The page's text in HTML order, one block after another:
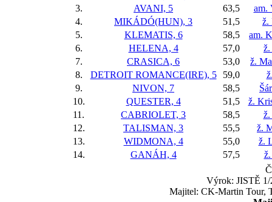
3.
AVANI, 5 63,5
am.
4.
MIKÁDÓ(HUN), 3 51,5
ž.
5.
KLEMATIS, 6 58,5
am.
6.
HELENA, 4 57,0
ž.
7.
CRASICA, 6 53,0
ž.
8.
DETROIT ROMANCE(IRE), 5 59,0
9.
NIVON, 7 58,5
10.
QUESTER, 4 51,5
ž.
11.
CABRIOLET, 3 58,5
ž.
12.
TALISMAN, 3 55,5
ž.
13.
WIDMONA, 4 55,0
ž.
14.
GANÁH, 4 57,5
Výrok: JISTĚ 1/
Majitel: CK-Martin Tour,